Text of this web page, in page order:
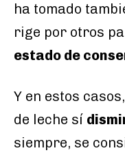
ha tomado
rige por otros
estado de
Y en estos
de leche sí
siempre, se